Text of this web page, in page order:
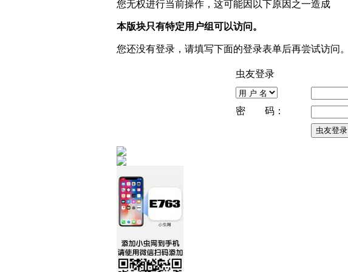
您无权进行当前操作，这可能因以下原因之一造成
本版块只有特定用户组可以访问。
您还没有登录，请填写下面的登录表单后再尝试访问。
虫友登录
密 码：
虫友登录